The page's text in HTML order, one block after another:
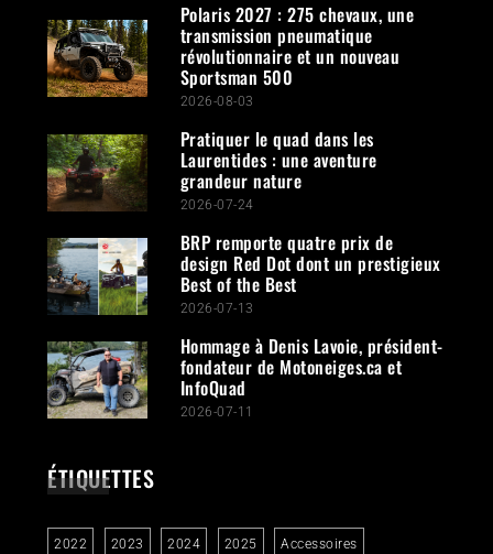
Polaris 2027 : 275 chevaux, une
transmission pneumatique
révolutionnaire et un nouveau
Sportsman 500
2026-08-03
Pratiquer le quad dans les
Laurentides : une aventure
grandeur nature
2026-07-24
BRP remporte quatre prix de
design Red Dot dont un prestigieux
Best of the Best
2026-07-13
Hommage à Denis Lavoie, président-
fondateur de Motoneiges.ca et
InfoQuad
2026-07-11
ÉTIQUETTES
2022 2023 2024 2025 Accessoires